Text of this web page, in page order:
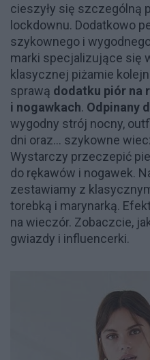
cieszyły się szczególną
lockdownu. Dodatkowo
szykownego i
marki specjalizujące się
klasycznej piżamie
sprawą dodatku piór na
i nogawkach. Odpinany
wygodny strój nocny,
dni oraz... szykowne
Wystarczy przeczepić
do rękawów i nogawek.
zestawiamy z
torebką i marynarką.
na wieczór. Zobaczcie,
gwiazdy i influencerki.